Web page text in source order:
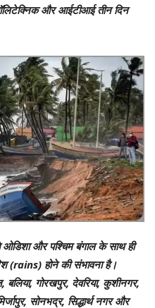
और आईटीआई तीन दिन
और पश्चिम बंगाल के साथ ही
(rains) होने की संभावना है।
बलिया, गोरखपुर, देवरिया, कुशीनगर,
सोनभद्र, सिद्धार्थ नगर और